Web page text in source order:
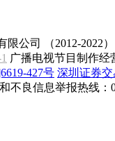
限公司 （2012-2022）
广播电视节目制作经
427号 深圳证券
不良信息举报热线：